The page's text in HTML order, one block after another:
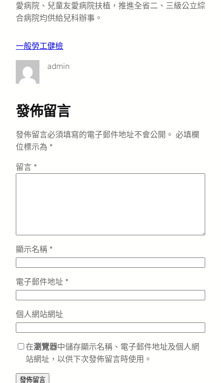
愛病院、兒童友愛病院扶植，推進全省二、三級公立綜
合病院均供給兒科辦事。
一般勞工健檢
admin
發佈留言
發佈留言必須填寫的電子郵件地址不會公開。 必填欄
位標示為 *
留言 *
顯示名稱 *
電子郵件地址 *
個人網站網址
在瀏覽器中儲存顯示名稱、電子郵件地址及個人網
站網址，以供下次發佈留言時使用。